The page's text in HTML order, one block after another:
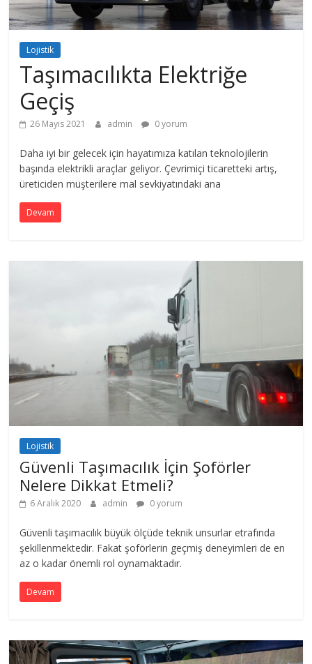
Lojistik
Taşımacılıkta Elektriğe
Geçiş
26 Mayıs 2021 admin 0 yorum
Daha iyi bir gelecek için hayatımıza katılan teknolojilerin
başında elektrikli araçlar geliyor. Çevrimiçi ticaretteki artış,
üreticiden müşterilere mal sevkiyatındaki ana
Devam
Lojistik
Güvenli Taşımacılık İçin Şoförler
Nelere Dikkat Etmeli?
6 Aralık 2020 admin 0 yorum
Güvenli taşımacılık büyük ölçüde teknik unsurlar etrafında
şekillenmektedir. Fakat şoförlerin geçmiş deneyimleri de en
az o kadar önemli rol oynamaktadır.
Devam